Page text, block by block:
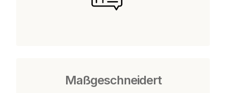
Maßgeschneidert